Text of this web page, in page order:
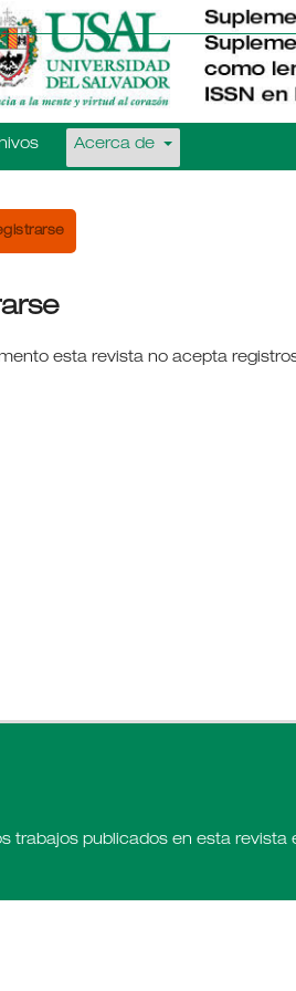
Acerca de
esta revista no acepta
trabajos publicados en esta revista